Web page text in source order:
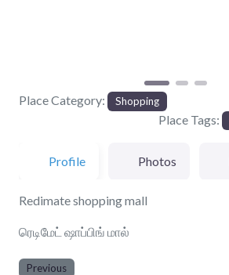
Place Category: Shopping
Place Tags:
Profile Photos
Redimate shopping mall
ரெடிமேட் ஷாப்பிங் மால்
Previous